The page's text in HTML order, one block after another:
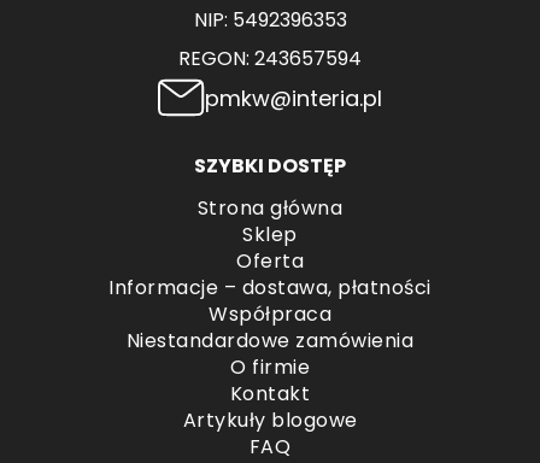
NIP: 5492396353
REGON: 243657594
pmkw@interia.pl
SZYBKI DOSTĘP
Strona główna
Sklep
Oferta
Informacje – dostawa, płatności
Współpraca
Niestandardowe zamówienia
O firmie
Kontakt
Artykuły blogowe
FAQ